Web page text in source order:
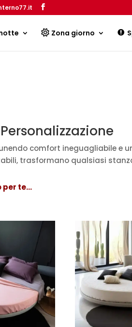
Zona giorno
comfort ineguagliabile e
trasformano qualsiasi
per te…